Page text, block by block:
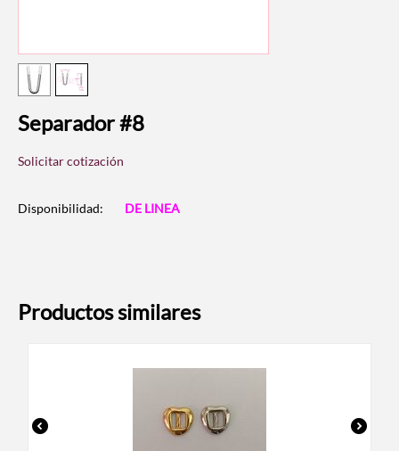
Separador #8
Solicitar cotización
Disponibilidad: DE LINEA
Productos similares